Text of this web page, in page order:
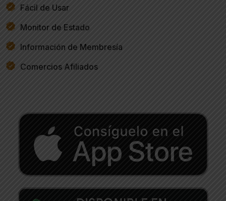
Fácil de Usar
Monitor de Estado
Información de Membresía
Comercios Afiliados